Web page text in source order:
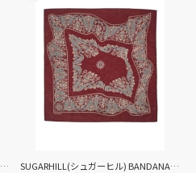
SUGARHILL(シュガーヒル) HENRY NECK LONG SLEEVE TEE 26330901(ECRU) SUGARHILL(シュガーヒル) BANDANA SGHBNDN001(RED)